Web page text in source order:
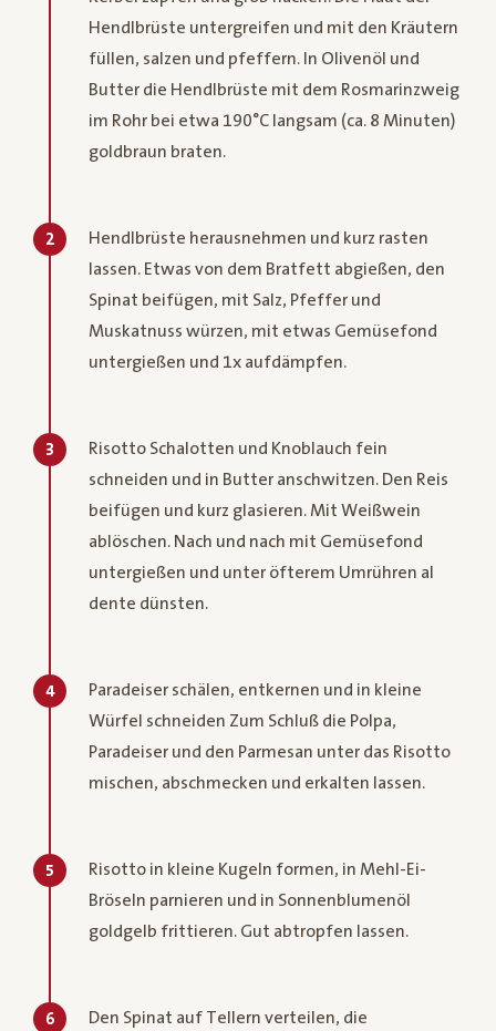
Hendlbrüste untergreifen und mit den Kräutern
füllen, salzen und pfeffern. In Olivenöl und
Butter die Hendlbrüste mit dem Rosmarinzweig
im Rohr bei etwa 190°C langsam (ca. 8 Minuten)
goldbraun braten.
2
Hendlbrüste herausnehmen und kurz rasten
lassen. Etwas von dem Bratfett abgießen, den
Spinat beifügen, mit Salz, Pfeffer und
Muskatnuss würzen, mit etwas Gemüsefond
untergießen und 1x aufdämpfen.
3
Risotto Schalotten und Knoblauch fein
schneiden und in Butter anschwitzen. Den Reis
beifügen und kurz glasieren. Mit Weißwein
ablöschen. Nach und nach mit Gemüsefond
untergießen und unter öfterem Umrühren al
dente dünsten.
4
Paradeiser schälen, entkernen und in kleine
Würfel schneiden Zum Schluß die Polpa,
Paradeiser und den Parmesan unter das Risotto
mischen, abschmecken und erkalten lassen.
5
Risotto in kleine Kugeln formen, in Mehl-Ei-
Bröseln parnieren und in Sonnenblumenöl
goldgelb frittieren. Gut abtropfen lassen.
6 Den Spinat auf Tellern verteilen, die